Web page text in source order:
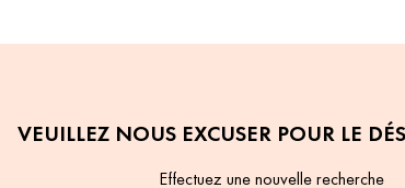
VEUILLEZ NOUS EXCUSER POUR LE
Effectuez une nouvelle recherche